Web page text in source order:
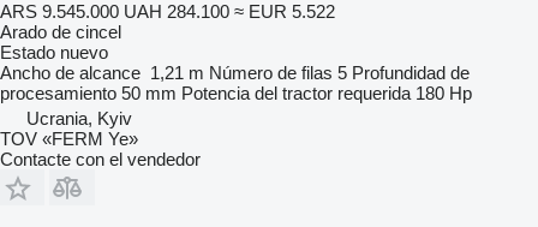
ARS 9.545.000 UAH 284.100 ≈ EUR 5.522
Arado de cincel
Estado nuevo
Ancho de alcance 1,21 m Número de filas 5 Profundidad de
procesamiento 50 mm Potencia del tractor requerida 180 Hp
Ucrania, Kyiv
TOV «FERM Ye»
Contacte con el vendedor